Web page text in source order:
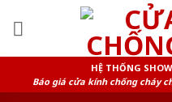
HỆ THỐNG
Báo giá cửa kính chống cháy